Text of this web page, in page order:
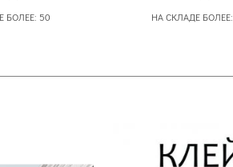
БОЛЕЕ: 50 НА СКЛАДЕ БОЛЕЕ: